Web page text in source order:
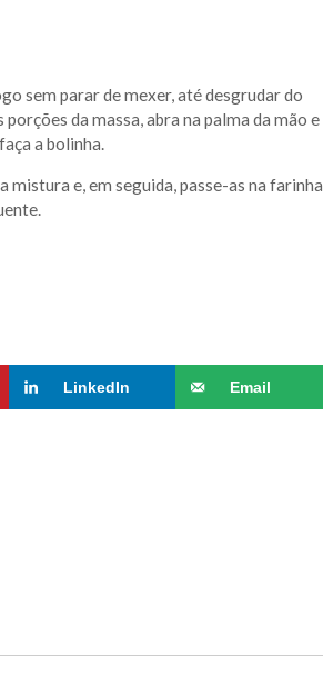
sem parar de mexer, até desgrudar do
da massa, abra na palma da mão e
a bolinha.
mistura e, em seguida, passe-as na farinha
LinkedIn Email